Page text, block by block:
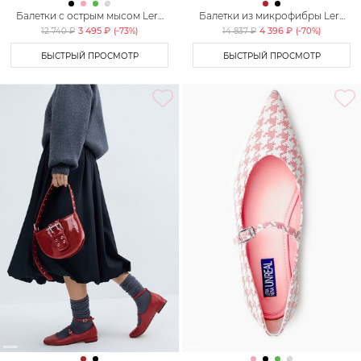
Балетки с острым мысом Lera
Nena Unreal
12 740 ₽ 3 495 ₽ (-73%)
БЫСТРЫЙ ПРОСМОТР
Балетки из микрофибры Lera
Nena Unreal
14 837 ₽ 4 396 ₽ (-70%)
БЫСТРЫЙ ПРОСМОТР